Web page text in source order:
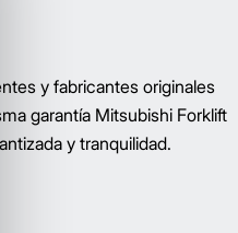
y fabricantes originales
garantía Mitsubishi Forklift
y tranquilidad.